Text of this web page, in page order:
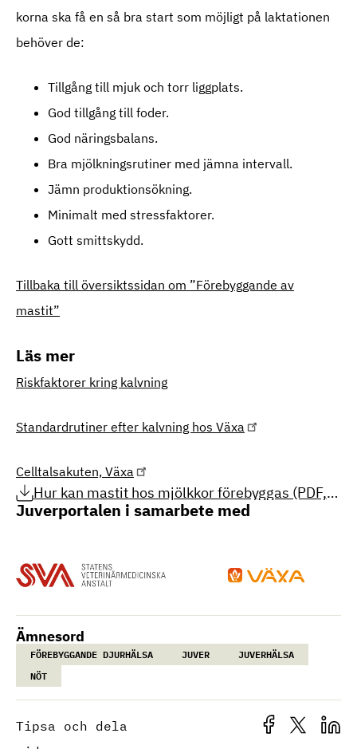
korna ska få en så bra start som möjligt på laktationen
behöver de:
Tillgång till mjuk och torr liggplats.
God tillgång till foder.
God näringsbalans.
Bra mjölkningsrutiner med jämna intervall.
Jämn produktionsökning.
Minimalt med stressfaktorer.
Gott smittskydd.
Tillbaka till översiktssidan om ”Förebyggande av
mastit”
Läs mer
Riskfaktorer kring kalvning
Standardrutiner efter kalvning hos Växa
Celltalsakuten, Växa
Hur kan mastit hos mjölkkor förebyggas (PDF,
120.73 KB)
Juverportalen i samarbete med
Ämnesord
FÖREBYGGANDE DJURHÄLSA JUVER
JUVERHÄLSA
NÖT
Tipsa och dela